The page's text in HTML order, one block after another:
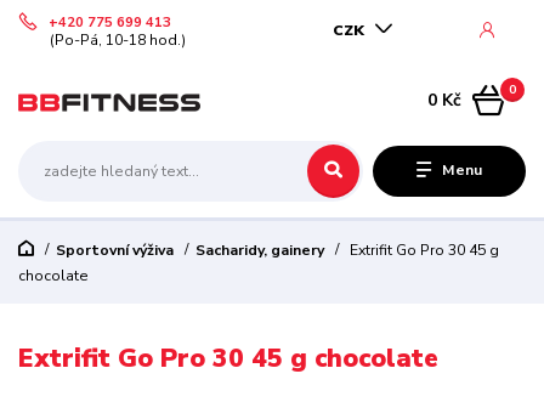
Menu
CZK
+420 775 699 413
(Po-Pá, 10-18 hod.)
0
0 Kč
Sportovní výživa Sacharidy, gainery
Extrifit Go Pro 30 45 g
chocolate
Extrifit Go Pro 30 45 g chocolate